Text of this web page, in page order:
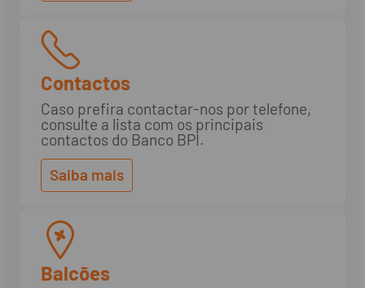
Contactos
Caso prefira contactar-nos por telefone,
consulte a lista com os principais
contactos do Banco BPI.
Saiba mais
Balcões